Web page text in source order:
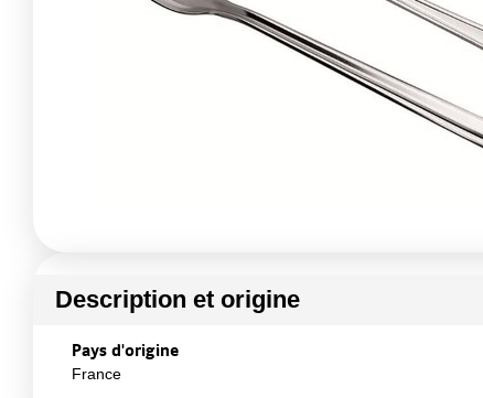
Description et origine
Pays d'origine
France